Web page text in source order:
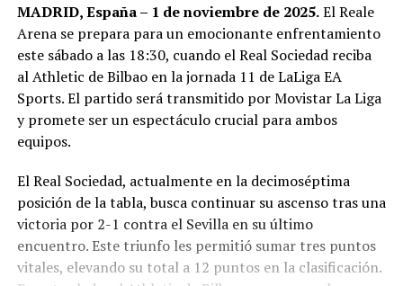
MADRID, España – 1 de noviembre de 2025.El Reale
Arena se prepara para un emocionante enfrentamiento
este sábado a las 18:30, cuando el Real Sociedad reciba
al Athletic de Bilbao en la jornada 11 de LaLiga EA
Sports. El partido será transmitido por Movistar La Liga
y promete ser un espectáculo crucial para ambos
equipos.
El Real Sociedad, actualmente en la decimoséptima
posición de la tabla, busca continuar su ascenso tras una
victoria por 2-1 contra el Sevilla en su último
encuentro. Este triunfo les permitió sumar tres puntos
vitales, elevando su total a 12 puntos en la clasificación.